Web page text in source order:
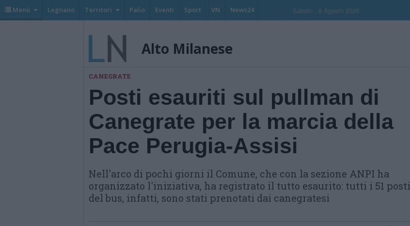
Menù Legnano Territori Palio Eventi Sport VN News24 Sabato , 8 Agosto 2026
Alto Milanese
CANEGRATE
Posti esauriti sul pullman di
Canegrate per la marcia della
Pace Perugia-Assisi
Nell'arco di pochi giorni il Comune, che con la sezione ANPI ha
organizzato l'iniziativa, ha registrato il tutto esaurito: tutti i 51 posti
del bus, infatti, sono stati prenotati dai canegratesi